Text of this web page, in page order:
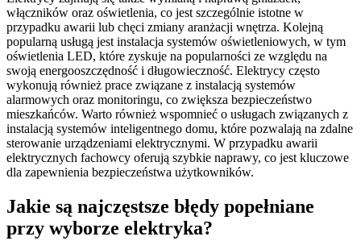
włączników oraz oświetlenia, co jest szczególnie istotne w
przypadku awarii lub chęci zmiany aranżacji wnętrza. Kolejną
popularną usługą jest instalacja systemów oświetleniowych, w tym
oświetlenia LED, które zyskuje na popularności ze względu na
swoją energooszczędność i długowieczność. Elektrycy często
wykonują również prace związane z instalacją systemów
alarmowych oraz monitoringu, co zwiększa bezpieczeństwo
mieszkańców. Warto również wspomnieć o usługach związanych z
instalacją systemów inteligentnego domu, które pozwalają na zdalne
sterowanie urządzeniami elektrycznymi. W przypadku awarii
elektrycznych fachowcy oferują szybkie naprawy, co jest kluczowe
dla zapewnienia bezpieczeństwa użytkowników.
Jakie są najczęstsze błędy popełniane
przy wyborze elektryka?